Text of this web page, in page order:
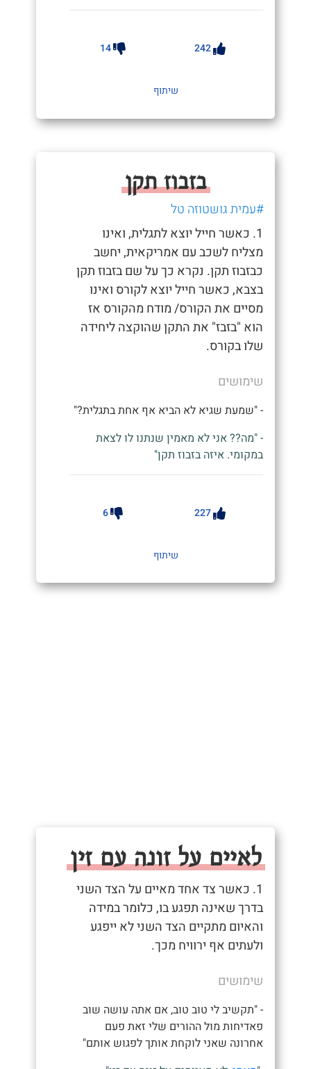
242
14
שיתוף
בזבוז תקן
#עמית גושטוזה טל
1. כאשר חייל יוצא לתגלית, ואינו
מצליח לשכב עם אמריקאית, יחשב
כבזבוז תקן. נקרא כך על שם בזבוז תקן
בצבא, כאשר חייל יוצא לקורס ואינו
מסיים את הקורס/ מודח מהקורס אז
הוא "בזבז" את התקן שהוקצה ליחידה
שלו בקורס.
שימושים
- "שמעת שגיא לא הביא אף אחת בתגלית?"
- "מה?? אני לא מאמין שנתנו לו לצאת
במקומי. איזה בזבוז תקן"
227
6
שיתוף
לאיים על זונה עם זין
1. כאשר צד אחד מאיים על הצד השני
בדרך שאינה תפגע בו, כלומר במידה
והאיום מתקיים הצד השני לא ייפגע
ולעתים אף ירוויח מכך.
שימושים
- "תקשיב לי טוב טוב, אם אתה עושה שוב
פאדיחות מול ההורים שלי זאת פעם
אחרונה שאני לוקחת אותך לפגוש אותם"